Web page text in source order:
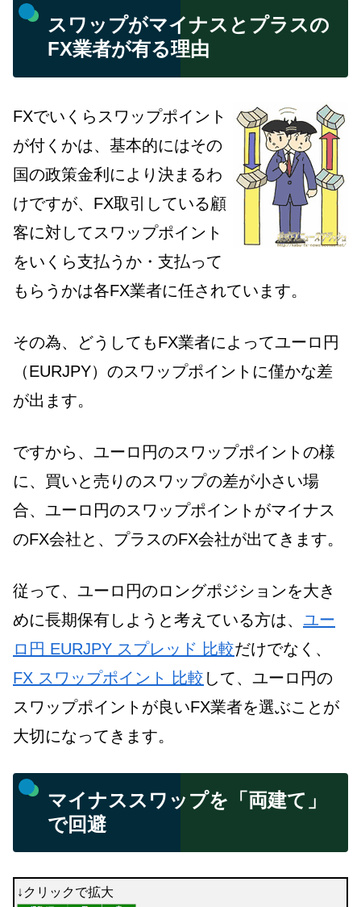
スワップがマイナスとプラスの
FX業者が有る理由
FXでいくらスワップポイント
が付くかは、基本的にはその
国の政策金利により決まるわ
けですが、FX取引している顧
客に対してスワップポイント
をいくら支払うか・支払って
もらうかは各FX業者に任されています。
その為、どうしてもFX業者によってユーロ円
（EURJPY）のスワップポイントに僅かな差
が出ます。
ですから、ユーロ円のスワップポイントの様
に、買いと売りのスワップの差が小さい場
合、ユーロ円のスワップポイントがマイナス
のFX会社と、プラスのFX会社が出てきます。
従って、ユーロ円のロングポジションを大き
めに長期保有しようと考えている方は、 ユー
ロ円 EURJPY スプレッド 比較だけでなく、
FX スワップポイント 比較 して、ユーロ円の
スワップポイントが良いFX業者を選ぶことが
大切になってきます。
マイナススワップを「両建て」
で回避
↓クリックで拡大